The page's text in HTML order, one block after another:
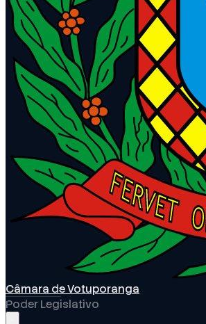
Câmara de Votuporanga
Poder Legislativo